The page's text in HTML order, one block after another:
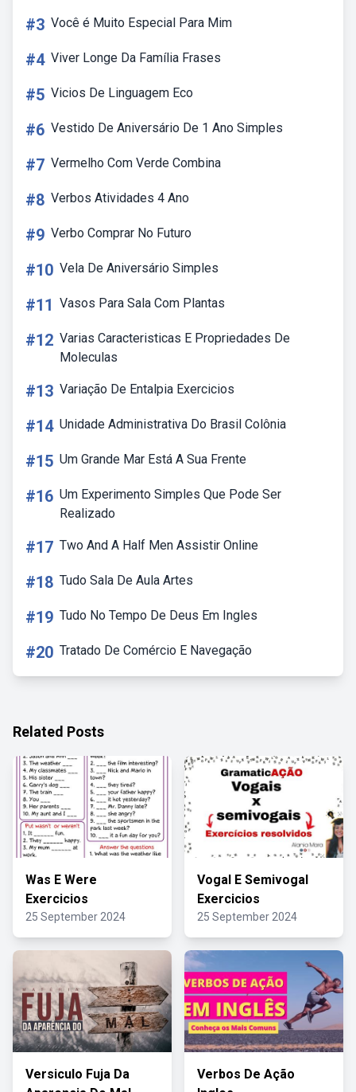
#3 Você é Muito Especial Para Mim
#4 Viver Longe Da Família Frases
#5 Vicios De Linguagem Eco
#6 Vestido De Aniversário De 1 Ano Simples
#7 Vermelho Com Verde Combina
#8 Verbos Atividades 4 Ano
#9 Verbo Comprar No Futuro
#10 Vela De Aniversário Simples
#11 Vasos Para Sala Com Plantas
#12 Varias Caracteristicas E Propriedades De
Moleculas
#13 Variação De Entalpia Exercicios
#14 Unidade Administrativa Do Brasil Colônia
#15 Um Grande Mar Está A Sua Frente
#16 Um Experimento Simples Que Pode Ser
Realizado
#17 Two And A Half Men Assistir Online
#18 Tudo Sala De Aula Artes
#19 Tudo No Tempo De Deus Em Ingles
#20 Tratado De Comércio E Navegação
Related Posts
Was E Were
Exercicios
25 September 2024
Vogal E Semivogal
Exercicios
25 September 2024
Versiculo Fuja Da
Verbos De Ação